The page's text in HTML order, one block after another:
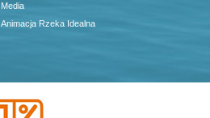
Media
Animacja Rzeka Idealna